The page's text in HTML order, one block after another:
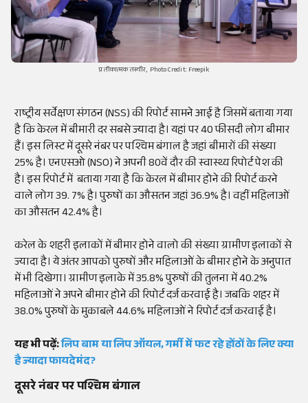
प्रतीकात्मक तस्वीर, Photo Credit: Freepik
राष्ट्रीय सर्वेक्षण संगठन (NSS) की रिपोर्ट सामने आई है जिसमें बताया गया
है कि केरल में बीमारी दर सबसे ज्यादा है। यहां पर 40 फीसदी लोग बीमार
हैं। इस लिस्ट में दूसरे नंबर पर पश्चिम बंगाल है जहां बीमारों की संख्या
25% है। एनएसओ (NSO) ने अपनी 80वें दौर की स्वास्थ्य रिपोर्ट पेश की
है। इस रिपोर्ट में बताया गया है कि केरल में बीमार होने की रिपोर्ट करने
वाले लोग 39. 7% है। पुरुषों का औसतन जहां 36.9% है। वहीं महिलाओं
का औसतन 42.4% है।
करेल के शहरी इलाकों में बीमार होने वालो की संख्या ग्रामीण इलाकों से
ज्यादा है। ये अंतर आपको पुरुषों और महिलाओं के बीमार होने के अनुपात
में भी दिखेगा। ग्रामीण इलाके में 35.8% पुरुषों की तुलना में 40.2%
महिलाओं ने अपने बीमार होने की रिपोर्ट दर्ज करवाई है। जबकि शहर में
38.0% पुरुषों के मुकाबले 44.6% महिलाओं ने रिपोर्ट दर्ज करवाई है।
यह भी पढ़ें:लिप बाम या लिप ऑयल, गर्मी में फट रहे होंठों के लिए क्या
है ज्यादा फायदेमंद?
दूसरे नंबर पर पश्चिम बंगाल